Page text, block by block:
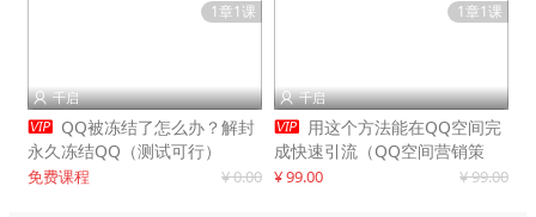
1章1课
 千启
 QQ被冻结了怎么办？解封
永久冻结QQ（测试可行）
免费课程 ¥ 0.00
1章1课
 千启
 用这个方法能在QQ空间完
成快速引流（QQ空间营销策
略）
¥ 99.00 ¥ 99.00